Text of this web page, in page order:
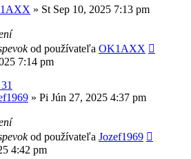
» St Sep 10, 2025 7:13 pm
od používateľa OK1AXX
7:14 pm
» Pi Jún 27, 2025 4:37 pm
od používateľa Jozef1969
4:42 pm